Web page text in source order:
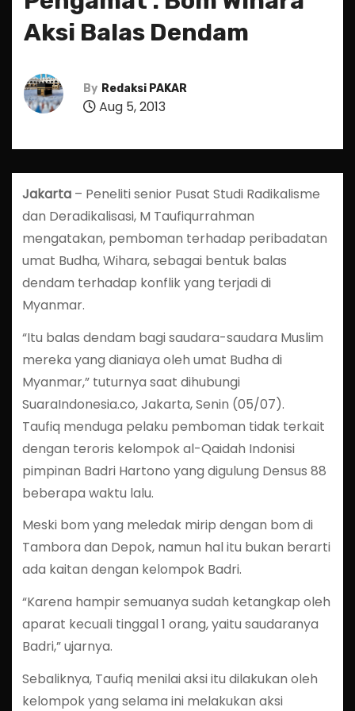
Aksi Balas Dendam
By Redaksi PAKAR
Aug 5, 2013
Jakarta– Peneliti senior Pusat Studi Radikalisme
dan Deradikalisasi, M Taufiqurrahman
mengatakan, pemboman terhadap peribadatan
umat Budha, Wihara, sebagai bentuk balas
dendam terhadap konflik yang terjadi di
Myanmar.
“Itu balas dendam bagi saudara-saudara Muslim
mereka yang dianiaya oleh umat Budha di
Myanmar,” tuturnya saat dihubungi
SuaraIndonesia.co, Jakarta, Senin (05/07).
Taufiq menduga pelaku pemboman tidak terkait
dengan teroris kelompok al-Qaidah Indonisi
pimpinan Badri Hartono yang digulung Densus 88
beberapa waktu lalu.
Meski bom yang meledak mirip dengan bom di
Tambora dan Depok, namun hal itu bukan berarti
ada kaitan dengan kelompok Badri.
“Karena hampir semuanya sudah ketangkap oleh
aparat kecuali tinggal 1 orang, yaitu saudaranya
Badri,” ujarnya.
Sebaliknya, Taufiq menilai aksi itu dilakukan oleh
kelompok yang selama ini melakukan aksi